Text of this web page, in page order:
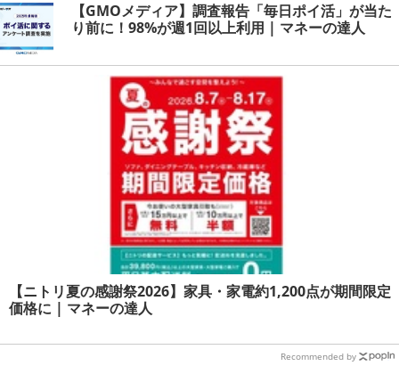
【GMOメディア】調査報告「毎日ポイ活」が当た
り前に！98%が週1回以上利用 | マネーの達人
【ニトリ夏の感謝祭2026】家具・家電約1,200点が期間限定
価格に | マネーの達人
Recommended by